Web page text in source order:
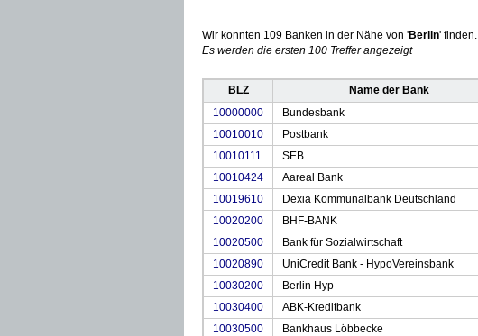
Wir konnten 109 Banken in der Nähe von 'Berlin' finden.
Es werden die ersten 100 Treffer angezeigt
BLZ Name der Bank
10000000
Bundesbank
10010010
Postbank
10010111
SEB
10010424
Aareal Bank
10019610
Dexia Kommunalbank Deutschland
10020200
BHF-BANK
10020500
Bank für Sozialwirtschaft
10020890
UniCredit Bank - HypoVereinsbank
10030200
Berlin Hyp
10030400
ABK-Kreditbank
10030500
Bankhaus Löbbecke